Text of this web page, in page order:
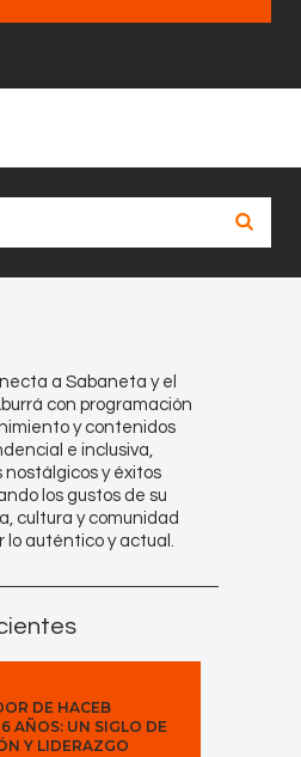
a Sabaneta y el
con programación
y contenidos
e inclusiva,
nostálgicos y éxitos
los gustos de su
cultura y comunidad
lo auténtico y actual.
DE HACEB
AÑOS: UN SIGLO DE
Y LIDERAZGO